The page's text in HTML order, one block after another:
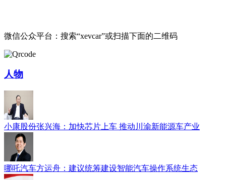
微信公众平台：搜索“xevcar”或扫描下面的二维码
人物
小康股份张兴海：加快芯片上车 推动川渝新能源车产业
哪吒汽车方运舟：建议统筹建设智能汽车操作系统生态